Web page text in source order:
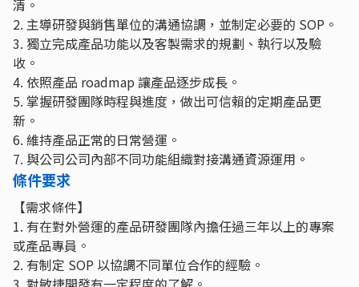
清。
2. 主導研發與銷售單位的溝通協調，並制定必要的 SOP。
3. 獨立完成產品功能以及客製需求的規劃、執行以及驗
收。
4. 依照產品 roadmap 讓產品逐步成長。
5. 掌握研發團隊時程與進度，做出可信賴的定期產品更
新。
6. 維持產品正常的日常營運。
7. 與公司公司內部不同功能組織對接溝通資源運用。
條件要求
【需求條件】
1. 有在對外營運的產品研發團隊內擔任過三年以上的專案
或產品專員。
2. 有制定 SOP 以協調不同單位合作的經驗。